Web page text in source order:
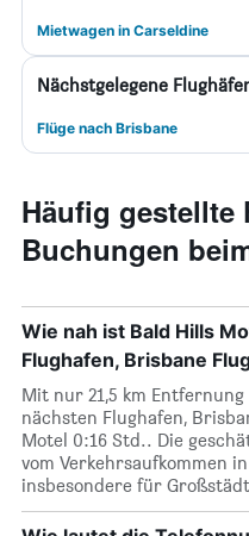
Mietwagen in Carseldine
Nächstgelegene
Flüge nach Brisbane
Häufig gestellte
Buchungen
Wie nah ist Bald Hills
Flughafen, Brisbane
Mit nur 21,5 km
nächsten Flughafen,
Motel 0:16 Std.. Die
vom Verkehrsaufkommen
insbesondere für